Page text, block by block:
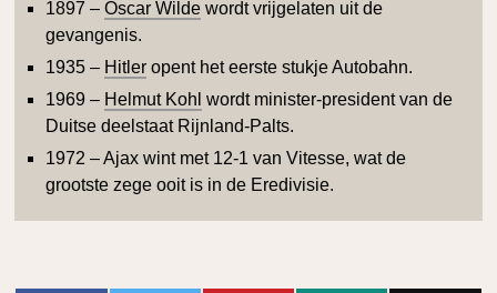
1897 –Oscar Wilde wordt vrijgelaten uit de
gevangenis.
1935 – Hitler opent het eerste stukje Autobahn.
1969 – Helmut Kohl wordt minister-president van de
Duitse deelstaat Rijnland-Palts.
1972 – Ajax wint met 12-1 van Vitesse, wat de
grootste zege ooit is in de Eredivisie.